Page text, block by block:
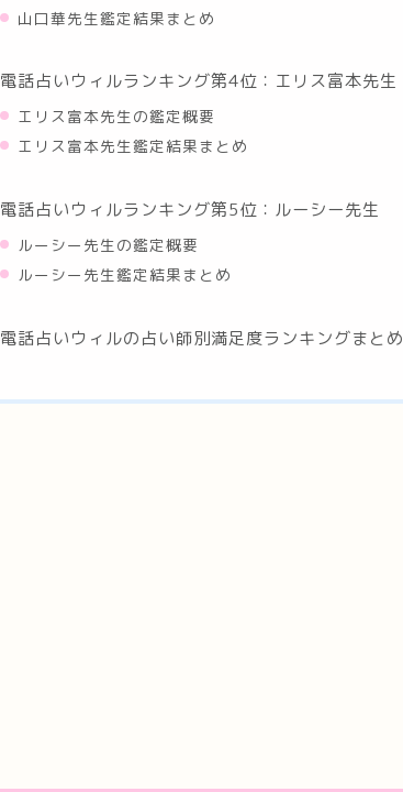
山口華先生鑑定結果まとめ
電話占いウィルランキング第4位：エリス富本先生
エリス富本先生の鑑定概要
エリス富本先生鑑定結果まとめ
電話占いウィルランキング第5位：ルーシー先生
ルーシー先生の鑑定概要
ルーシー先生鑑定結果まとめ
電話占いウィルの占い師別満足度ランキングまとめ